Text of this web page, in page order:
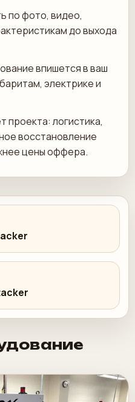
по фото, видео,
до выхода
впишется в ваш
электрике и
проекта: логистика,
восстановление
цены оффера.